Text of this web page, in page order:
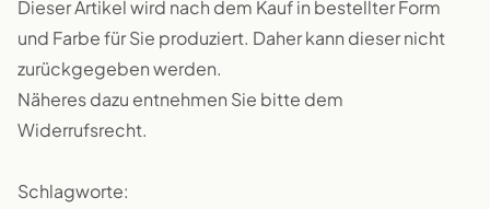
Dieser Artikel wird nach dem Kauf in bestellter Form
und Farbe für Sie produziert. Daher kann dieser nicht
zurückgegeben werden.
Näheres dazu entnehmen Sie bitte dem
Widerrufsrecht.
Schlagworte: